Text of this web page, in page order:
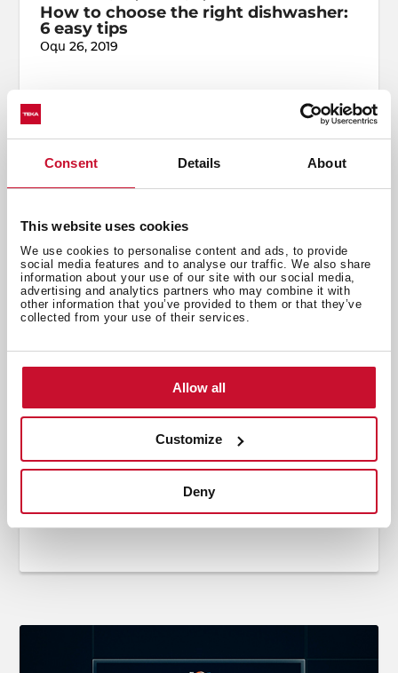
Consent Details About
This website uses cookies
We use cookies to personalise content and ads, to provide
social media features and to analyse our traffic. We also share
information about your use of our site with our social media,
advertising and analytics partners who may combine it with
other information that you’ve provided to them or that they’ve
collected from your use of their services.
Allow all
Customize
Deny
How to choose the right dishwasher:
6 easy tips
Օգս 26, 2019
Innovation,Inspiration
Օգս 1, 2019